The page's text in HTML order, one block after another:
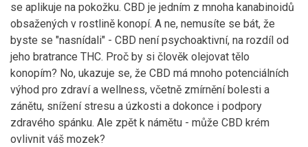
se aplikuje na pokožku. CBD je jedním z mnoha kanabinoidů
obsažených v rostlině konopí. A ne, nemusíte se bát, že
byste se "nasnídali" - CBD není psychoaktivní, na rozdíl od
jeho bratrance THC. Proč by si člověk olejovat tělo
konopím? No, ukazuje se, že CBD má mnoho potenciálních
výhod pro zdraví a wellness, včetně zmírnění bolesti a
zánětu, snížení stresu a úzkosti a dokonce i podpory
zdravého spánku. Ale zpět k námětu - může CBD krém
ovlivnit váš mozek?